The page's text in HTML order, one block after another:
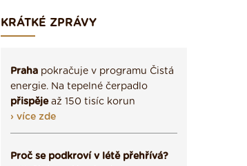
KRÁTKÉ ZPRÁVY
Praha pokračuje v programu Čistá
energie. Na tepelné čerpadlo
přispějeaž 150 tisíc korun
› více zde
Proč se podkroví v létě přehřívá?